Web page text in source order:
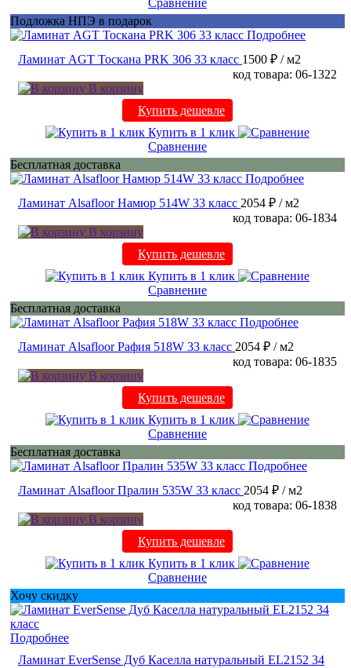
Сравнение
Подложка НПЭ в подарок
Подробнее
Ламинат AGT Тоскана PRK 306 33 класс 1500 ₽ / м2
код товара: 06-1322
В корзину
Купить дешевле
Купить в 1 клик
Сравнение
Бесплатная доставка
Подробнее
Ламинат Alsafloor Намюр 514W 33 класс 2054 ₽ / м2
код товара: 06-1834
В корзину
Купить дешевле
Купить в 1 клик
Сравнение
Бесплатная доставка
Подробнее
Ламинат Alsafloor Рафия 518W 33 класс 2054 ₽ / м2
код товара: 06-1835
В корзину
Купить дешевле
Купить в 1 клик
Сравнение
Бесплатная доставка
Подробнее
Ламинат Alsafloor Пралин 535W 33 класс 2054 ₽ / м2
код товара: 06-1838
В корзину
Купить дешевле
Купить в 1 клик
Сравнение
Хочу скидку
Подробнее
Ламинат EverSense Дуб Каселла натуральный EL2152 34